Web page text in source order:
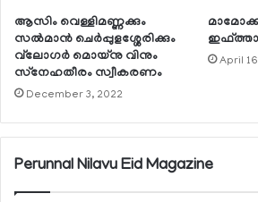
ആസിം വെള്ളിമണ്ണക്കും
സല്‍മാന്‍ ചെര്‍പ്പുളശ്ശേരിക്കും
വ്‌ലോഗര്‍ മൊയ്നു വിനും
സ്‌നേഹതീരം സ്വീകരണം
December 3, 2022
April
Perunnal Nilavu Eid Magazine